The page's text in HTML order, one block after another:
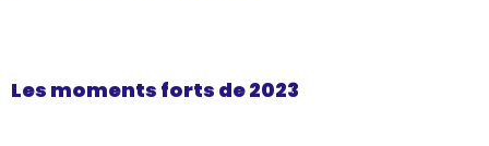
Les moments forts de 2023